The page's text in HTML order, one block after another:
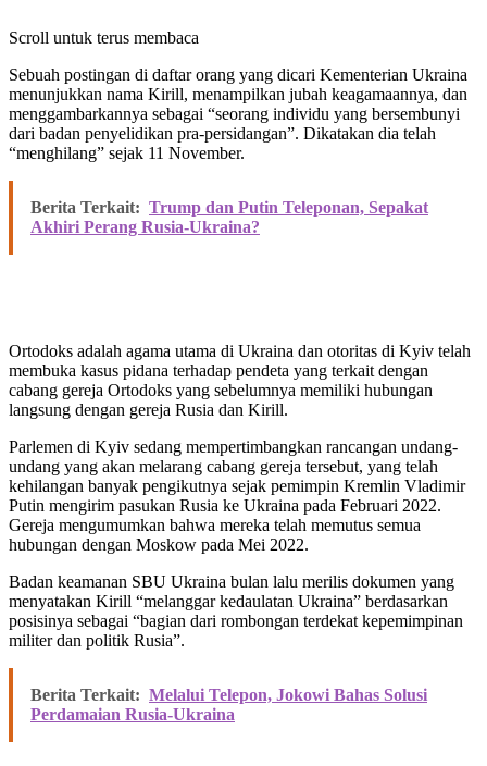
Scroll untuk terus membaca
Sebuah postingan di daftar orang yang dicari Kementerian Ukraina
menunjukkan nama Kirill, menampilkan jubah keagamaannya, dan
menggambarkannya sebagai “seorang individu yang bersembunyi
dari badan penyelidikan pra-persidangan”. Dikatakan dia telah
“menghilang” sejak 11 November.
Berita Terkait: Trump dan Putin Teleponan, Sepakat
Akhiri Perang Rusia-Ukraina?
Ortodoks adalah agama utama di Ukraina dan otoritas di Kyiv telah
membuka kasus pidana terhadap pendeta yang terkait dengan
cabang gereja Ortodoks yang sebelumnya memiliki hubungan
langsung dengan gereja Rusia dan Kirill.
Parlemen di Kyiv sedang mempertimbangkan rancangan undang-
undang yang akan melarang cabang gereja tersebut, yang telah
kehilangan banyak pengikutnya sejak pemimpin Kremlin Vladimir
Putin mengirim pasukan Rusia ke Ukraina pada Februari 2022.
Gereja mengumumkan bahwa mereka telah memutus semua
hubungan dengan Moskow pada Mei 2022.
Badan keamanan SBU Ukraina bulan lalu merilis dokumen yang
menyatakan Kirill “melanggar kedaulatan Ukraina” berdasarkan
posisinya sebagai “bagian dari rombongan terdekat kepemimpinan
militer dan politik Rusia”.
Berita Terkait: Melalui Telepon, Jokowi Bahas Solusi
Perdamaian Rusia-Ukraina